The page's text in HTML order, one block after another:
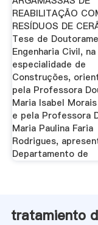
REABILITAÇÃO
RESÍDUOS DE
Tese de
Engenharia Civil, na
especialidade de
Construções,
pela Professora
Maria Isabel
e pela Professora
Maria Paulina Faria
Rodrigues,
Departamento de
tratamiento